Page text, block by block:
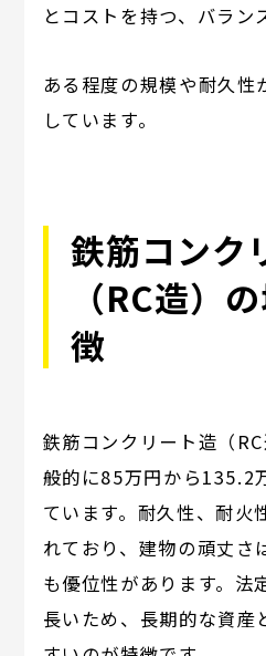
とコストを持つ、バラン
ある程度の規模や耐久性
しています。
鉄筋コンク
（RC造）
徴
鉄筋コンクリート造（
般的に85万円から135.2
ています。耐久性、耐火
れており、建物の頑丈さ
も優位性があります。法
長いため、長期的な資産